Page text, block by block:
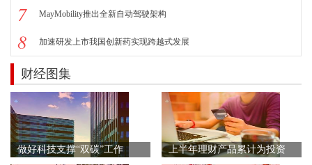
7 MayMobility推出全新自动驾驶架构
8 加速研发上市我国创新药实现跨越式发展
财经图集
做好科技支撑“双碳”工作 上半年理财产品累计为投资